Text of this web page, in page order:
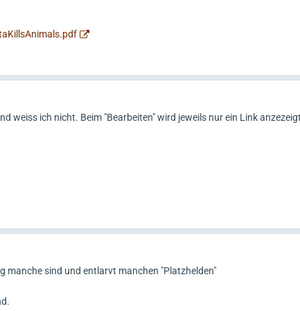
weiss ich nicht. Beim "Bearbeiten" wird jeweils nur ein Link
manche sind und entlarvt manchen "Platzhelden"